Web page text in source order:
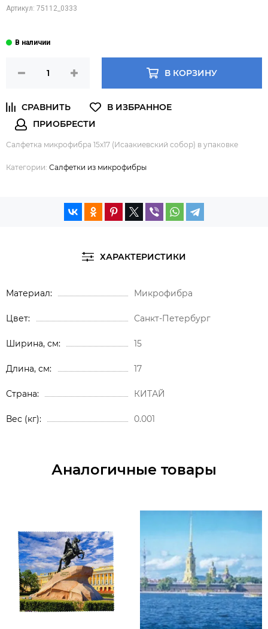
Артикул: 75112_0333
В КОРЗИНУ
Салфетка микрофибра 15х17 (Исаакиевский собор) в упаковке
Категории: Салфетки из микрофибры
ХАРАКТЕРИСТИКИ
Материал Микрофибра
Цвет Санкт-Петербург
Ширина, см 15
Длина, см 17
Страна КИТАЙ
Вес (кг) 0.001
Аналогичные товары